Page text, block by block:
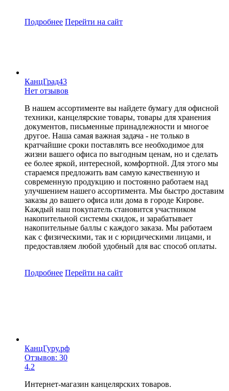
Подробнее Перейти на сайт
КанцГрад43
Нет отзывов
В нашем ассортименте вы найдете бумагу для офисной
техники, канцелярские товары, товары для хранения
документов, письменные принадлежности и многое
другое. Наша самая важная задача - не только в
кратчайшие сроки поставлять все необходимое для
жизни вашего офиса по выгодным ценам, но и сделать
ее более яркой, интересной, комфортной. Для этого мы
стараемся предложить вам самую качественную и
современную продукцию и постоянно работаем над
улучшением нашего ассортимента. Мы быстро доставим
заказы до вашего офиса или дома в городе Кирове.
Каждый наш покупатель становится участником
накопительной системы скидок, и зарабатывает
накопительные баллы с каждого заказа. Мы работаем
как с физическими, так и с юридическими лицами, и
предоставляем любой удобный для вас способ оплаты.
Подробнее Перейти на сайт
КанцГуру.рф
Отзывов: 30
4.2
Интернет-магазин канцелярских товаров.